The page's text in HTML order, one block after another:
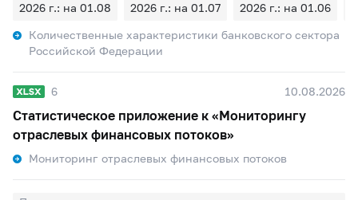
2026 г.: на 01.08 2026 г.: на 01.07 2026 г.: на 01.06
Количественные характеристики банковского сектора
Российской Федерации
6 10.08.2026
Статистическое приложение к «Мониторингу
отраслевых финансовых потоков»
Мониторинг отраслевых финансовых потоков